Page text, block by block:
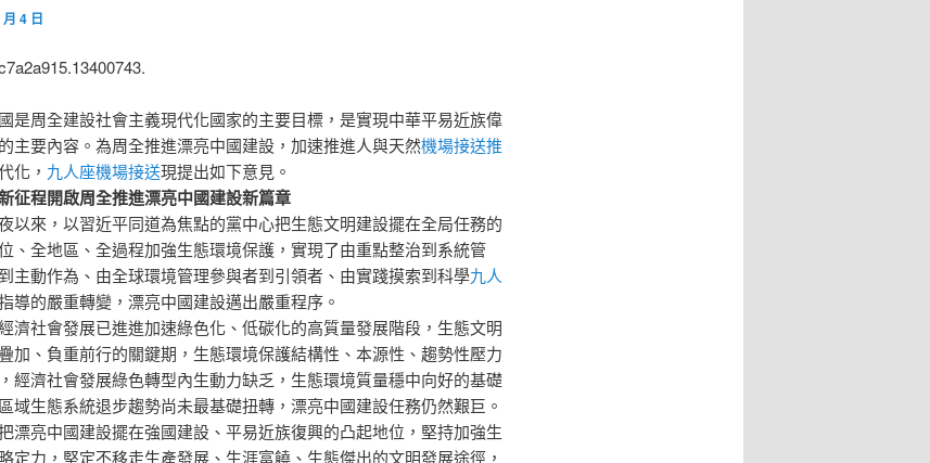
4 日
是周全建設社會主義現代化國家的主要目標，是實現中華平易近族偉
主要內容。為周全推進漂亮中國建設，加速推進人與天然機場接送推
化， 九人座機場接送現提出如下意見。
征程開啟周全推進漂亮中國建設新篇章
以來，以習近平同道為焦點的黨中心把生態文明建設擺在全局任務的
、全地區、全過程加強生態環境保護，實現了由重點整治到系統管
主動作為、由全球環境管理參與者到引領者、由實踐摸索到科學九人
導的嚴重轉變，漂亮中國建設邁出嚴重程序。
濟社會發展已進進加速綠色化、低碳化的高質量發展階段，生態文明
加、負重前行的關鍵期，生態環境保護結構性、本源性、趨勢性壓力
經濟社會發展綠色轉型內生動力缺乏，生態環境質量穩中向好的基礎
域生態系統退步趨勢尚未最基礎扭轉，漂亮中國建設任務仍然艱巨。
漂亮中國建設擺在強國建設、平易近族復興的凸起地位，堅持加強生
定力，堅定不移走生產發展、生涯富饒、生態傑出的文明發展途徑，